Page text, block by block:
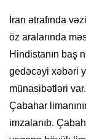
İran ətrafında
öz aralarında
Hindistanın baş
gedəcəyi xəbəri
münasibətləri
Çabahar
imzalanıb.